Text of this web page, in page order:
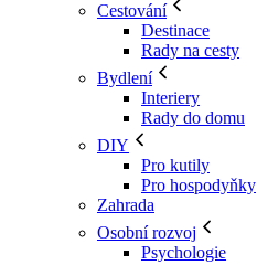
Cestování
Destinace
Rady na cesty
Bydlení
Interiery
Rady do domu
DIY
Pro kutily
Pro hospodyňky
Zahrada
Osobní rozvoj
Psychologie